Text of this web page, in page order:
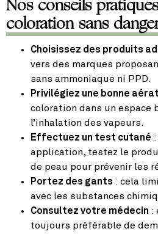
Nos conseils
coloration sans
Choisissez des produits
vers des marques
sans ammoniaque ni PPD.
Privilégiez une bonne
coloration dans un espace
l’inhalation des vapeurs.
Effectuez un test cutané
application, testez le
de peau pour prévenir les
Portez des gants : cela
avec les substances
Consultez votre médecin :
toujours préférable de